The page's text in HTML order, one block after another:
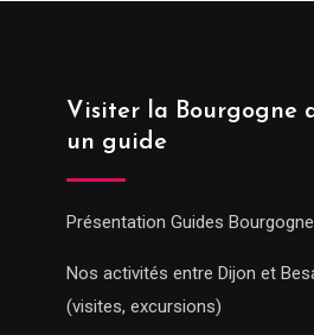
Visiter la Bourgogne
un guide
Présentation Guides Bourgogne
Nos activités entre Dijon et
(visites, excursions)